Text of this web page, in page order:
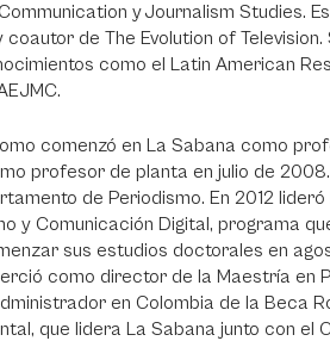
y Journalism Studies.
de The Evolution of
como el Latin American
comenzó en La Sabana como
profesor de planta en julio de
de Periodismo. En 2012
y Comunicación Digital, programa
sus estudios doctorales en
como director de la Maestría en
en Colombia de la Beca
que lidera La Sabana junto con el